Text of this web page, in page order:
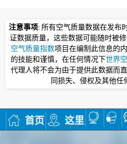
注意事项: 所有空气质量数据在发布
证数据质量，这些数据可能随时被
空气质量指数项目在编制此信息的
的技能和谨慎，在任何情况下世界
代理人将不会为由于提供此数据而
同损失、侵权及其他任
首页 这里